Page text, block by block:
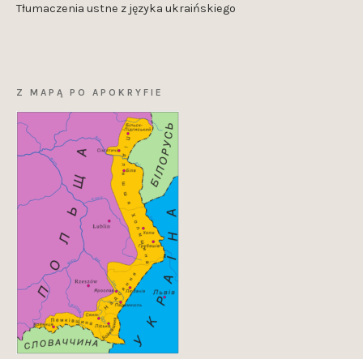
Tłumaczenia ustne z języka ukraińskiego
Z MAPĄ PO APOKRYFIE